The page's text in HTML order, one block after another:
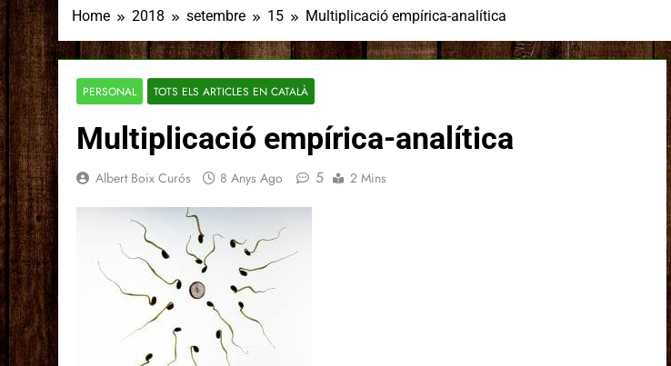
Home 2018 setembre 15 Multiplicació empírica-analítica
PERSONAL TOTS ELS ARTICLES EN CATALÀ
Multiplicació empírica-analítica
Albert Boix Curós 8 Anys Ago 5 2 Mins